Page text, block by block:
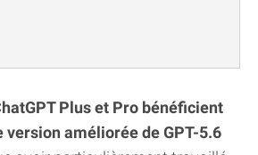
Plus et Pro bénéficient
version améliorée de GPT-5.6